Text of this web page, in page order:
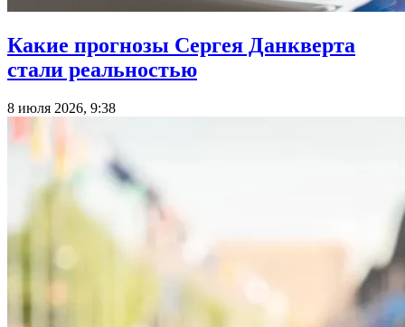
Какие прогнозы Сергея Данкверта
стали реальностью
8 июля 2026, 9:38